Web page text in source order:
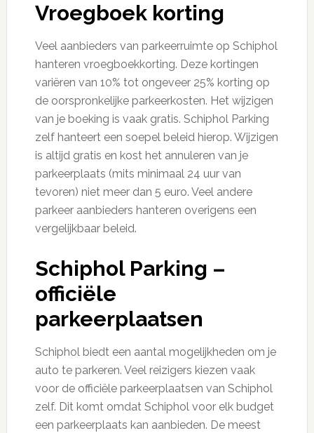
Vroegboek korting
Veel aanbieders van parkeerruimte op Schiphol
hanteren vroegboekkorting. Deze kortingen
variëren van 10% tot ongeveer 25% korting op
de oorspronkelijke parkeerkosten. Het wijzigen
van je boeking is vaak gratis. Schiphol Parking
zelf hanteert een soepel beleid hierop. Wijzigen
is altijd gratis en kost het annuleren van je
parkeerplaats (mits minimaal 24 uur van
tevoren) niet meer dan 5 euro. Veel andere
parkeer aanbieders hanteren overigens een
vergelijkbaar beleid.
Schiphol Parking –
officiële
parkeerplaatsen
Schiphol biedt een aantal mogelijkheden om je
auto te parkeren. Veel reizigers kiezen vaak
voor de officiële parkeerplaatsen van Schiphol
zelf. Dit komt omdat Schiphol voor elk budget
een parkeerplaats kan aanbieden. De meest